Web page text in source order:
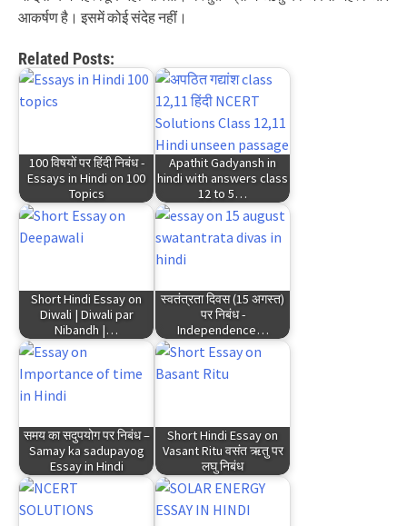
आकर्षण है। इसमें कोई संदेह नहीं।
Related Posts:
100 विषयों पर हिंदी निबंध -
Essays in Hindi on 100
Topics
Apathit Gadyansh in
hindi with answers class
12 to 5…
Short Hindi Essay on
Diwali | Diwali par
Nibandh |…
स्वतंत्रता दिवस (15 अगस्त)
पर निबंध -
Independence…
समय का सदुपयोग पर निबंध –
Samay ka sadupayog
Essay in Hindi
Short Hindi Essay on
Vasant Ritu वसंत ऋतु पर
लघु निबंध